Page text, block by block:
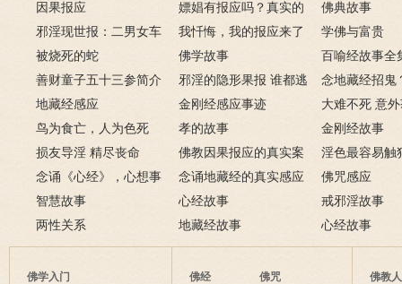
因果报应
嫖娼有报应吗？真实的
嫖娼报应
佛典故事
邪淫现世报：二男女车
上纵欲酿车祸被烧死
我忏悔，我的报应来了
－淫人妻者，妻淫人
学佛与富贵
被烧死的蛇
佛学故事
百喻经故事全
善财童子五十三参简介
邪淫的隐形果报 谁都逃
不掉
念地藏经招鬼
地藏经的请进
地藏经感应 金刚经感应事迹
大难不死 意
致富的特异功
鸟为食亡，人为色死 孝的故事
金刚经故事
损友导淫 精尽丧命
佛教因果报应的真实案
例
淫色最容易触
淫欲心难清静
念诵《心经》，心想事
成
念诵地藏经的真实感应
六则
佛咒感应
智慧故事
心经故事
戒邪淫故事
两性关系
地藏经故事 心经故事
佛学入门
佛经
佛咒
佛教